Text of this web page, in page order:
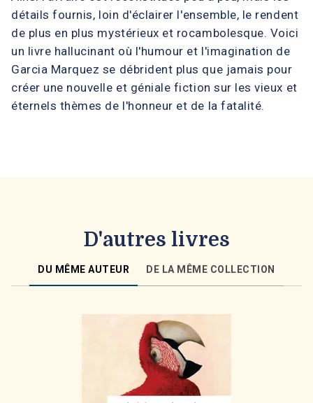
détails fournis, loin d'éclairer l'ensemble, le rendent
de plus en plus mystérieux et rocambolesque. Voici
un livre hallucinant où l'humour et l'imagination de
Garcia Marquez se débrident plus que jamais pour
créer une nouvelle et géniale fiction sur les vieux et
éternels thèmes de l'honneur et de la fatalité.
D'autres livres
DU MÊME AUTEUR DE LA MÊME COLLECTION